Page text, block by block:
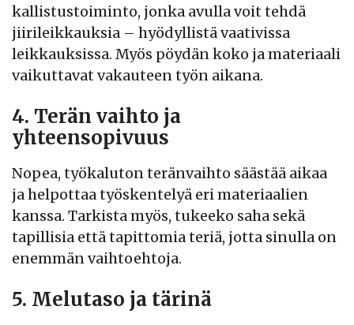
kallistustoiminto, jonka avulla voit tehdä
jiirileikkauksia – hyödyllistä vaativissa
leikkauksissa. Myös pöydän koko ja materiaali
vaikuttavat vakauteen työn aikana.
4. Terän vaihto ja
yhteensopivuus
Nopea, työkaluton teränvaihto säästää aikaa
ja helpottaa työskentelyä eri materiaalien
kanssa. Tarkista myös, tukeeko saha sekä
tapillisia että tapittomia teriä, jotta sinulla on
enemmän vaihtoehtoja.
5. Melutaso ja tärinä